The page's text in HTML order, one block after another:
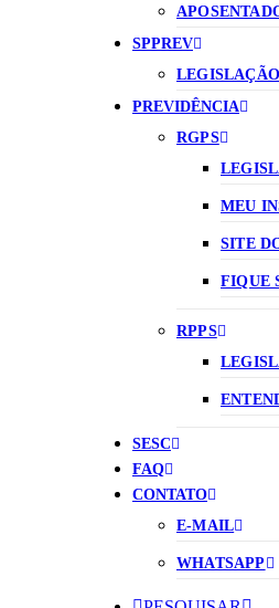
SPPREV
LEGISLAÇÃO
PREVIDÊNCIA
RGPS
MEU
SITE
FIQUE
RPPS
SESC
FAQ
CONTATO
E-MAIL
WHATSAPP